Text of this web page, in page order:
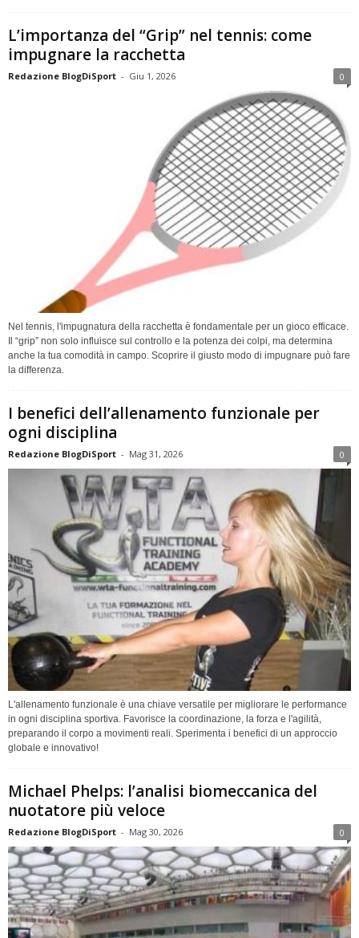
L’importanza del “Grip” nel tennis: come
impugnare la racchetta
Redazione BlogDiSport - Giu 1, 2026 0
Nel tennis, l'impugnatura della racchetta è fondamentale per un gioco efficace.
Il “grip” non solo influisce sul controllo e la potenza dei colpi, ma determina
anche la tua comodità in campo. Scoprire il giusto modo di impugnare può fare
la differenza.
I benefici dell’allenamento funzionale per
ogni disciplina
Redazione BlogDiSport - Mag 31, 2026 0
L'allenamento funzionale è una chiave versatile per migliorare le performance
in ogni disciplina sportiva. Favorisce la coordinazione, la forza e l'agilità,
preparando il corpo a movimenti reali. Sperimenta i benefici di un approccio
globale e innovativo!
Michael Phelps: l’analisi biomeccanica del
nuotatore più veloce
Redazione BlogDiSport - Mag 30, 2026 0